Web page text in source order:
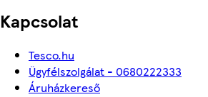
Kapcsolat
Tesco.hu
Ügyfélszolgálat - 0680222333
Áruházkereső